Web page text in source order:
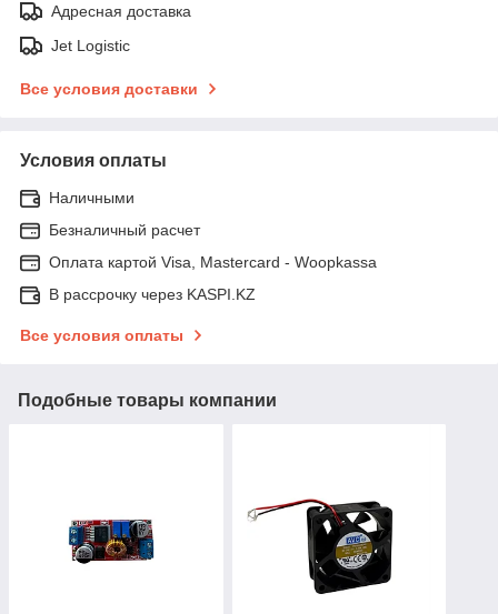
Адресная доставка
Jet Logistic
Все условия доставки
Условия оплаты
Наличными
Безналичный расчет
Оплата картой Visa, Mastercard - Woopkassa
В рассрочку через KASPI.KZ
Все условия оплаты
Подобные товары компании